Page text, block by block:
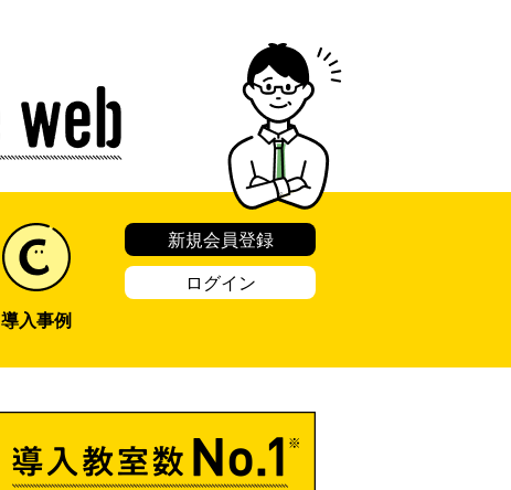
導入事例
新規会員登録
ログイン